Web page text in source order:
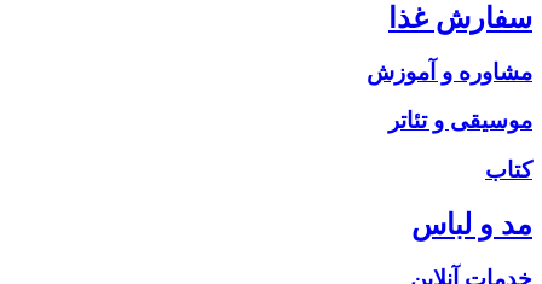
سفارش غذا
مشاوره و آموزش
موسیقی و تئاتر
کتاب
مد و لباس
خدمات آنلاین